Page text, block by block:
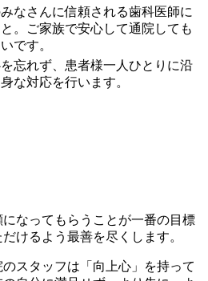
なさんに信頼される歯科医師に
。ご家族で安心して通院しても
です。
忘れず、患者様一人ひとりに沿
な対応を行います。
なってもらうことが一番の目標
けるよう最善を尽くします。
のスタッフは「向上心」を持って